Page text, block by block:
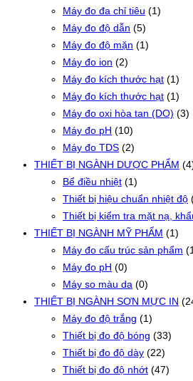
Máy đo đa chỉ tiêu (1)
Máy đo độ dẫn (5)
Máy đo độ mặn (1)
Máy đo ion (2)
Máy đo kích thước hạt (1)
Máy đo kích thước hạt (1)
Máy đo oxi hòa tan (DO) (3)
Máy đo pH (10)
Máy đo TDS (2)
THIẾT BỊ NGÀNH DƯỢC PHẨM
Bể điều nhiệt (1)
Thiết bị hiệu chuẩn nhiệt độ
Thiết bị kiểm tra mặt nạ,
THIẾT BỊ NGÀNH MỸ PHẨM (1)
Máy đo cấu trúc sản phẩm
Máy đo pH (0)
Máy so màu da (0)
THIẾT BỊ NGÀNH SƠN MỰC IN
Máy đo độ trắng (1)
Thiết bị đo độ bóng (33)
Thiết bị đo độ dày (22)
Thiết bị đo độ nhớt (47)